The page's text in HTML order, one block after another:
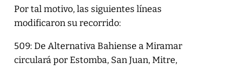
Por tal motivo, las siguientes líneas
modificaron su recorrido:
509: De Alternativa Bahiense a Miramar
circulará por Estomba, San Juan, Mitre,